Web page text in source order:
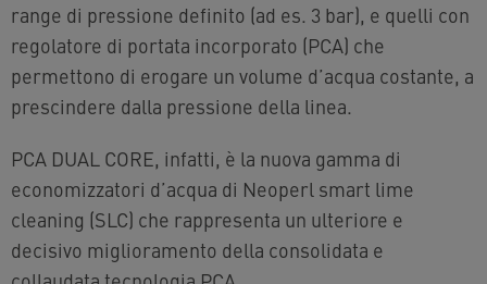
range di pressione definito (ad es. 3 bar), e quelli con
regolatore di portata incorporato (PCA) che
permettono di erogare un volume d’acqua costante, a
prescindere dalla pressione della linea.
PCA DUAL CORE, infatti, è la nuova gamma di
economizzatori d’acqua di Neoperl smart lime
cleaning (SLC) che rappresenta un ulteriore e
decisivo miglioramento della consolidata e